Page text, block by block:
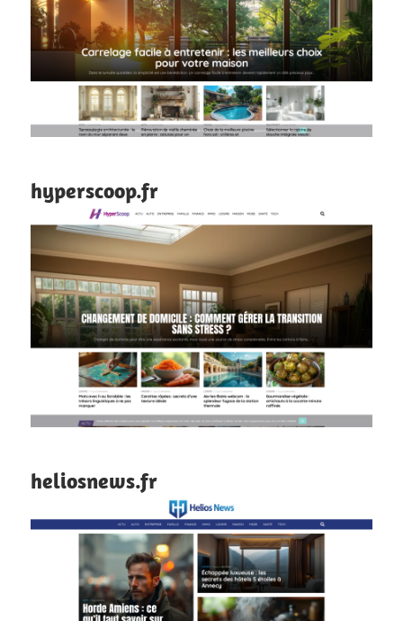
hyperscoop.fr
heliosnews.fr